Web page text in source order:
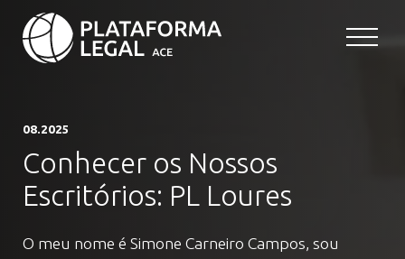
08.2025
Conhecer os Nossos
Escritórios: PL Loures
O meu nome é Simone Carneiro Campos, sou